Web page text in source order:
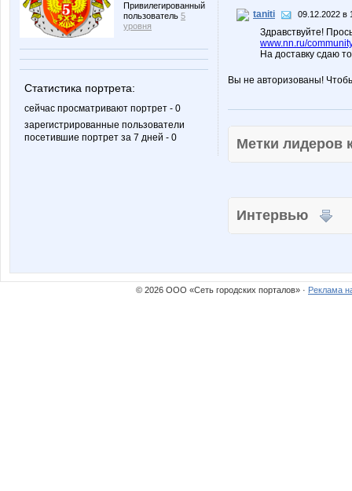
Привилегированный
пользователь 5
уровня
Статистика портрета:
сейчас просматривают портрет - 0
зарегистрированные пользователи
посетившие портрет за 7 дней - 0
taniti 09.12.2022 в
Здравствуйте!
www.nn.ru/
На доставку сдаю
Вы не авторизованы!
Метки
Интервью
© 2026 ООО «Сеть городских порталов» · Реклама